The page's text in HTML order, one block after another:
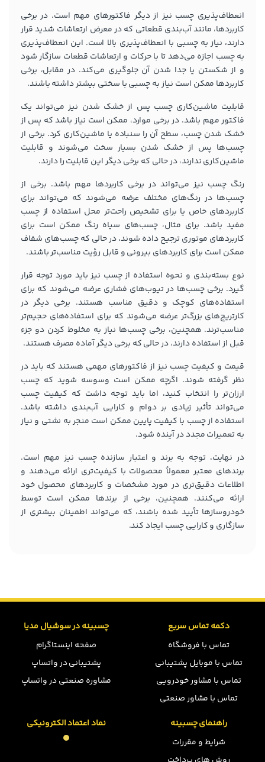
انعطاف‌پذیری چسب نیز از دیگر فاکتورهای مهم است. در برخی
کاربردها، مانند آب‌بندی قطعاتی که در معرض ارتعاشات شدید قرار
دارند، نیاز به چسبی با انعطاف‌پذیری بالا است. این انعطاف‌پذیری
به چسب اجازه می‌دهد تا با حرکات و ارتعاشات قطعات سازگار شود
و از شکستن یا جدا شدن آن جلوگیری می‌کند. در مقابل، برخی
کاربردها ممکن است نیاز به چسبی با سختی بیشتر داشته باشند.
قابلیت ماشین‌کاری چسب پس از خشک شدن نیز می‌تواند یک
فاکتور مهم باشد. در برخی موارد، ممکن است نیاز باشد که پس از
خشک شدن چسب، سطح آن را سنباده یا ماشین‌کاری کرد. برخی از
چسب‌ها پس از خشک شدن بسیار سخت می‌شوند و قابلیت
ماشین‌کاری ندارند، در حالی که برخی دیگر این قابلیت را دارند.
رنگ چسب نیز می‌تواند در برخی کاربردها مهم باشد. برخی از
چسب‌ها در رنگ‌های مختلف عرضه می‌شوند که می‌تواند برای
کاربردهای خاص یا برای تشخیص راحت‌تر محل استفاده از چسب
مفید باشد. برای مثال، چسب‌های سیاه رنگ ممکن است برای
کاربردهای موتوری ترجیح داده شوند، در حالی که چسب‌های شفاف
ممکن است برای کاربردهای بیرونی و قابل رؤیت مناسب‌تر باشند.
نوع بسته‌بندی و نحوه استفاده از چسب نیز باید مورد توجه قرار
گیرد. برخی چسب‌ها در تیوب‌های فشاری عرضه می‌شوند که برای
استفاده‌های کوچک و دقیق مناسب هستند. برخی دیگر در
کارتریج‌های بزرگ‌تر عرضه می‌شوند که برای استفاده‌های حجیم‌تر
مناسب‌ترند. همچنین، برخی چسب‌ها نیاز به مخلوط کردن دو جزء
قبل از استفاده دارند، در حالی که برخی دیگر آماده مصرف هستند.
قیمت و کیفیت چسب نیز از فاکتورهای مهمی هستند که باید در
نظر گرفته شوند. اگرچه ممکن است وسوسه شوید که چسب
ارزان‌تر را انتخاب کنید، اما باید توجه داشت که کیفیت چسب
می‌تواند تأثیر زیادی بر دوام و کارایی آب‌بندی داشته باشد.
استفاده از چسب با کیفیت پایین ممکن است منجر به نشتی و نیاز
به تعمیرات مجدد در آینده شود.
در نهایت، توجه به برند و اعتبار سازنده چسب نیز مهم است.
برندهای معتبر معمولاً محصولات با کیفیت‌تری ارائه می‌دهند و
اطلاعات دقیق‌تری در مورد مشخصات و کاربردهای محصول خود
ارائه می‌کنند. همچنین، برخی از برندها ممکن است توسط
خودروسازها تأیید شده باشند، که می‌تواند اطمینان بیشتری از
سازگاری و کارایی چسب ایجاد کند.
دکمه تماس سریع
تماس با فروشگاه
تماس با موبایل پشتیبانی
تماس با مشاور خودرویی
تماس با مشاور صنعتی
چسبینه در سوشیال مدیا
صفحه اینستاگرام
پشتیبانی در واتساپ
مشاوره صنعتی در واتساپ
راهنمای چسبینه
شرایط و مقررات
نماد اعتماد الکترونیکی